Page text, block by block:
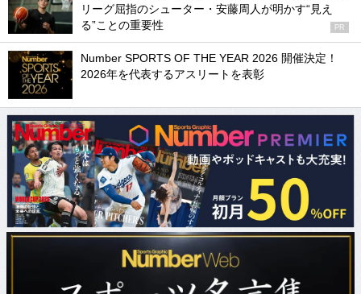
リーグ屈指のシューター・安藤周人が明かす“見え
る”ことの重要性
PR
Number SPORTS OF THE YEAR 2026 開催決定！
2026年を代表するアスリートを表彰